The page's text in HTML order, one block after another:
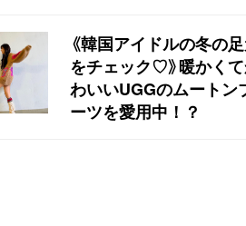
《韓国アイドルの冬の
をチェック♡》暖かく
わいいUGGのムートン
ーツを愛用中！？